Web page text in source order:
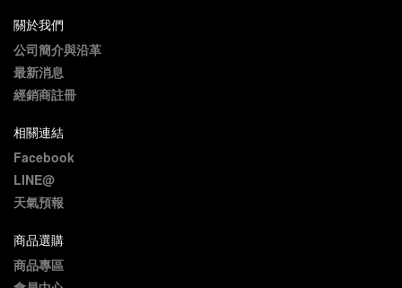
關於我們
公司簡介與沿革
最新消息
經銷商註冊
相關連結
Facebook
LINE@
天氣預報
商品選購
商品專區